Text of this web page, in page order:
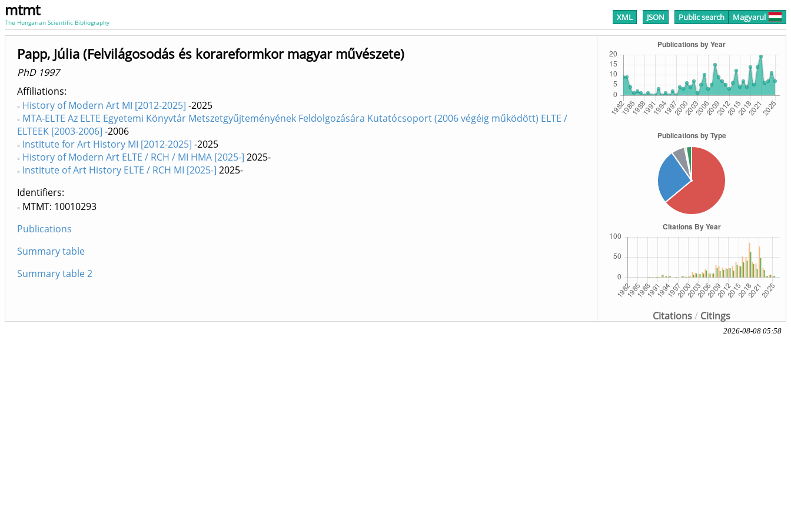
mtmt
The Hungarian Scientific Bibliography XML JSON Public search Magyarul
Citations/ Citings
Papp, Júlia (Felvilágosodás és korareformkor magyar művészete)
PhD 1997
Affiliations
History of Modern Art MI [2012-2025] -2025
MTA-ELTE Az ELTE Egyetemi Könyvtár Metszetgyűjteményének Feldolgozására Kutatócsoport (2006 végéig működött) ELTE /
ELTEEK [2003-2006] -2006
Institute for Art History MI [2012-2025] -2025
History of Modern Art ELTE / RCH / MI HMA [2025-] 2025-
Institute of Art History ELTE / RCH MI [2025-] 2025-
Identifiers
MTMT: 10010293
Publications
Summary table
Summary table 2
2026-08-08 05:58